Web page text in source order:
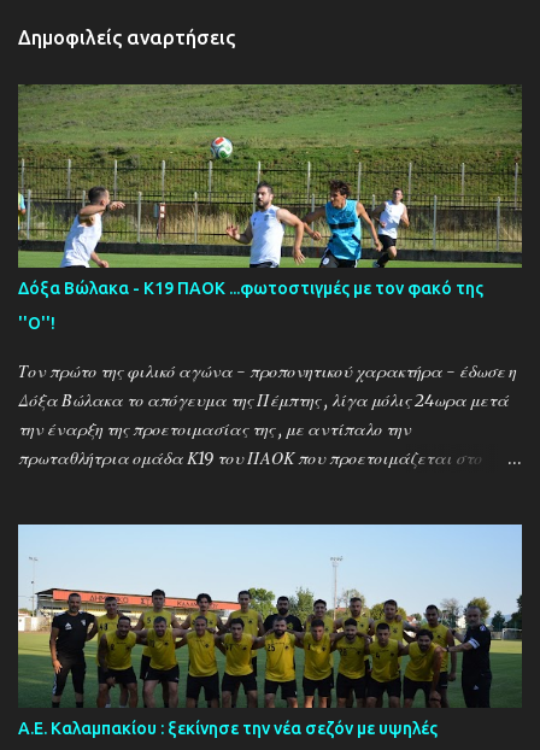
Δημοφιλείς αναρτήσεις
Δόξα Βώλακα - Κ19 ΠΑΟΚ ...φωτοστιγμές με τον φακό της
''Ο''!
Τον πρώτο της φιλικό αγώνα - προπονητικού χαρακτήρα - έδωσε η
Δόξα Βώλακα το απόγευμα της Πέμπτης , λίγα μόλις 24ωρα μετά
την έναρξη της προετοιμασίας της , με αντίπαλο την
πρωταθλήτρια ομάδα Κ19 του ΠΑΟΚ που προετοιμάζεται στο
έχουν ως νέο προπονητή τον Μαροκινό πρώην σταρ του ΠΑΟΚ και
της Νάπολι Ομάρ Ελ Καντουρί! Η αποστολή της Κ19 του ΠΑΟΚ ,
αφού ολοκλήρωσε το πρώτο μέρος των προπονήσεων στη Σουρωτή,
μετακόμισε στη Δράμα όπου θα παραμείνει έως τις 4 Αυγούστου.
Στο διάστημα της παραμονής της στον Βώλακα, η ομάδα θα δώσει
τα πρώτα της φιλικά παιχνίδια απέναντι στην τοπική ομάδα και
Α.Ε. Καλαμπακίου : ξεκίνησε την νέα σεζόν με υψηλές